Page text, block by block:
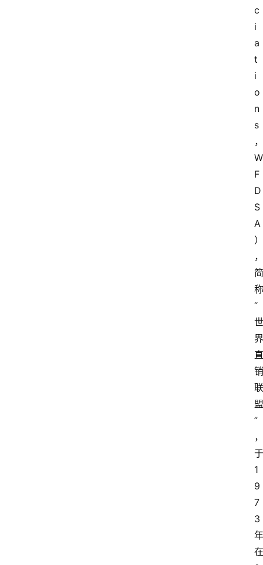
c
i
a
t
i
o
n
s
，
W
F
D
S
A
）
，
简
称
“
世
界
直
销
联
盟
”
，
于
1
9
7
3
年
在